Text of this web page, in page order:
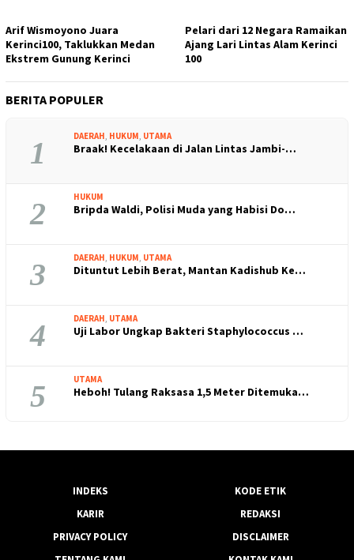
Arif Wismoyono Juara
Kerinci100, Taklukkan Medan
Ekstrem Gunung Kerinci
Pelari dari 12 Negara Ramaikan
Ajang Lari Lintas Alam Kerinci
100
BERITA POPULER
1 DAERAH, HUKUM, UTAMA
Braak! Kecelakaan di Jalan Lintas Jambi-…
2 HUKUM
Bripda Waldi, Polisi Muda yang Habisi Do…
3 DAERAH, HUKUM, UTAMA
Dituntut Lebih Berat, Mantan Kadishub Ke…
4 DAERAH, UTAMA
Uji Labor Ungkap Bakteri Staphylococcus …
5 UTAMA
Heboh! Tulang Raksasa 1,5 Meter Ditemuka…
INDEKS
KODE ETIK
KARIR
REDAKSI
PRIVACY POLICY
DISCLAIMER